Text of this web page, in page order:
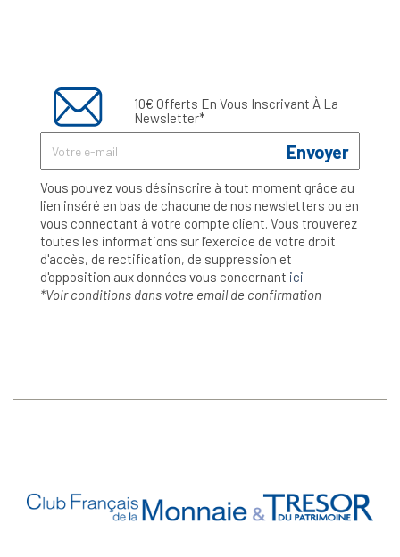
10€ Offerts En Vous Inscrivant À La
Newsletter*
Envoyer
Vous pouvez vous désinscrire à tout moment grâce au
lien inséré en bas de chacune de nos newsletters ou en
vous connectant à votre compte client. Vous trouverez
toutes les informations sur l’exercice de votre droit
d'accès, de rectification, de suppression et
d'opposition aux données vous concernant ici
*Voir conditions dans votre email de confirmation